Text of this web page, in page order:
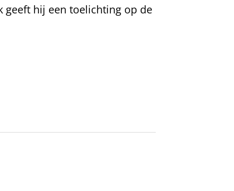
geeft hij een toelichting op de